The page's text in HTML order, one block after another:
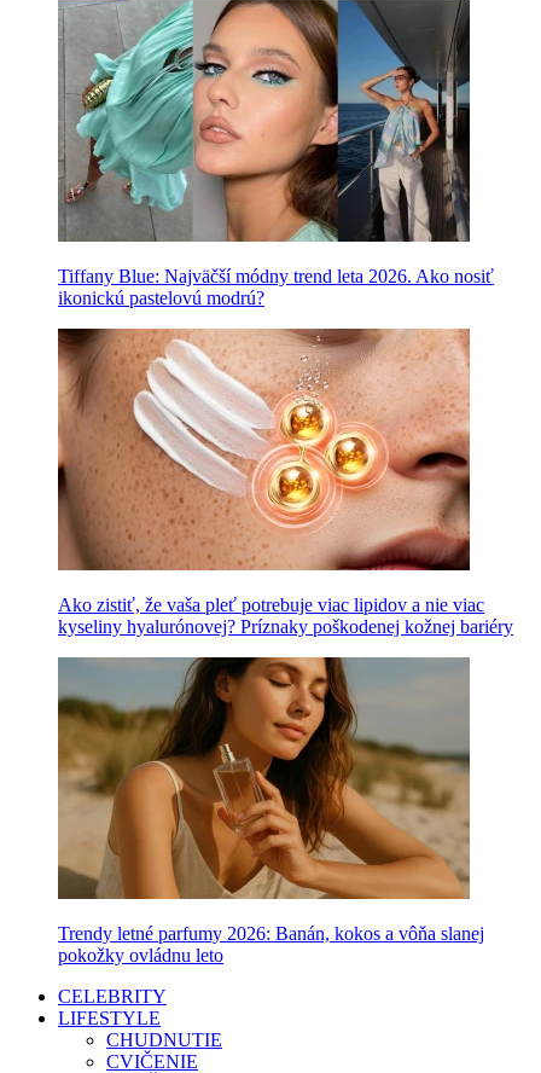
Tiffany Blue: Najväčší módny trend leta 2026. Ako nosiť
ikonickú pastelovú modrú?
Ako zistiť, že vaša pleť potrebuje viac lipidov a nie viac
kyseliny hyalurónovej? Príznaky poškodenej kožnej bariéry
Trendy letné parfumy 2026: Banán, kokos a vôňa slanej
pokožky ovládnu leto
CELEBRITY
LIFESTYLE
CHUDNUTIE
CVIČENIE